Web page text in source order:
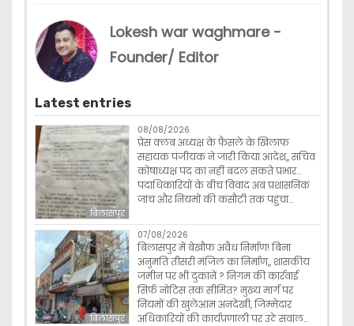
Lokesh war waghmare -
Founder/ Editor
Latest entries
बिलासपुर
08/08/2026
प्रेस क्लब अध्यक्ष के फैसले के खिलाफ
सहायक पंजीयक ने जारी किया आदेश,, सचिव
कोषाध्यक्ष पद का नहीं बदल सकते प्रभार…
पदाधिकारियों के बीच विवाद अब प्रशासनिक
जांच और नियमों की कसौटी तक पहुंचा…
बिलासपुर
07/08/2026
बिलासपुर में बेखौफ अवैध निर्माण! बिना
अनुमति तीसरी मंजिल का निर्माण,, शासकीय
जमीन पर भी दुकानें ? निगम की कार्रवाई
सिर्फ नोटिस तक सीमित? मुख्य मार्ग पर
नियमों की खुलेआम अनदेखी, जिम्मेदार
अधिकारियों की कार्यप्रणाली पर उठे सवाल…